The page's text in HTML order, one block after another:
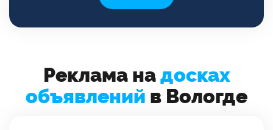
Реклама надосках
объявлений в Вологде